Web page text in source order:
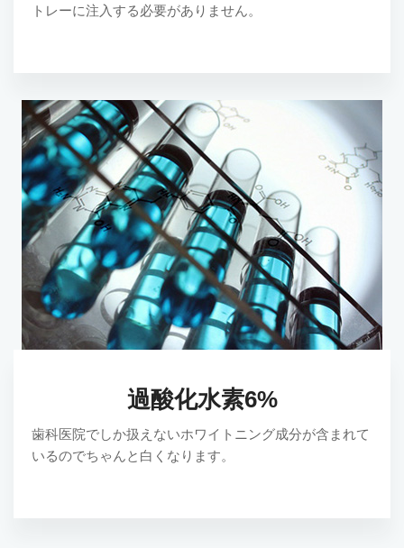
トレーに注入する必要がありません。
過酸化水素6%
歯科医院でしか扱えないホワイトニング成分が含まれて
いるのでちゃんと白くなります。